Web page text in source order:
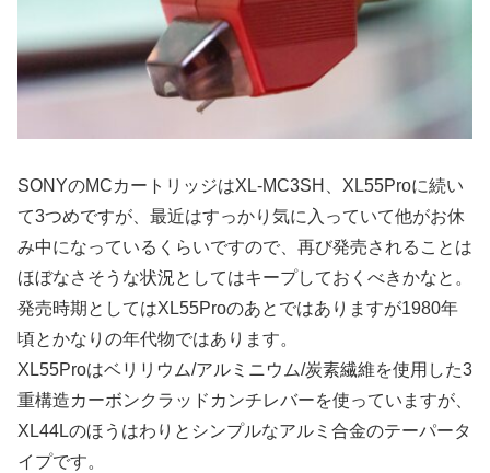
SONYのMCカートリッジはXL-MC3SH、XL55Proに続い
て3つめですが、最近はすっかり気に入っていて他がお休
み中になっているくらいですので、再び発売されることは
ほぼなさそうな状況としてはキープしておくべきかなと。
発売時期としてはXL55Proのあとではありますが1980年
頃とかなりの年代物ではあります。
XL55Proはベリリウム/アルミニウム/炭素繊維を使用した3
重構造カーボンクラッドカンチレバーを使っていますが、
XL44Lのほうはわりとシンプルなアルミ合金のテーパータ
イプです。